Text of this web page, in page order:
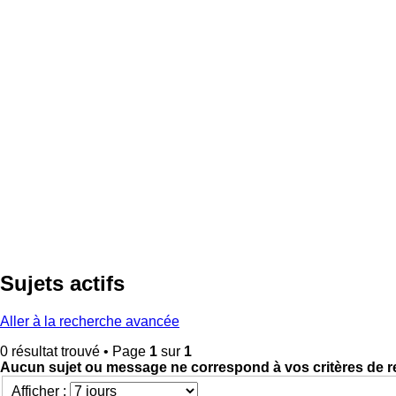
Sujets actifs
Aller à la recherche avancée
0 résultat trouvé • Page 1 sur 1
Aucun sujet ou message ne correspond à vos critères de
Afficher :